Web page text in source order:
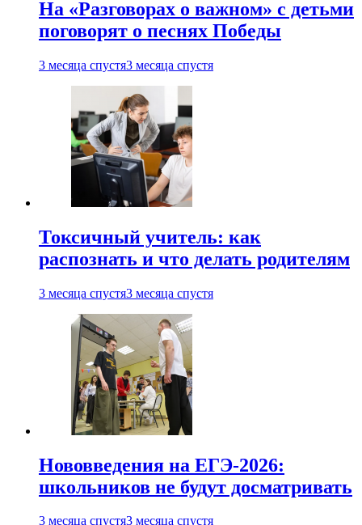
На «Разговорах о важном» с детьми
поговорят о песнях Победы
3 месяца спустя3 месяца спустя
Токсичный учитель: как
распознать и что делать родителям
3 месяца спустя3 месяца спустя
Нововведения на ЕГЭ-2026:
школьников не будут досматривать
3 месяца спустя3 месяца спустя